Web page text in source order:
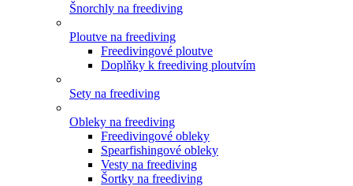
Šnorchly na freediving
Ploutve na freediving
Freedivingové ploutve
Doplňky k freediving ploutvím
Sety na freediving
Obleky na freediving
Freedivingové obleky
Spearfishingové obleky
Vesty na freediving
Šortky na freediving